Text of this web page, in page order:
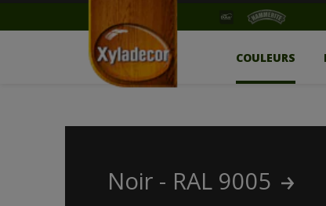
COULEURS
Noir - RAL 9005